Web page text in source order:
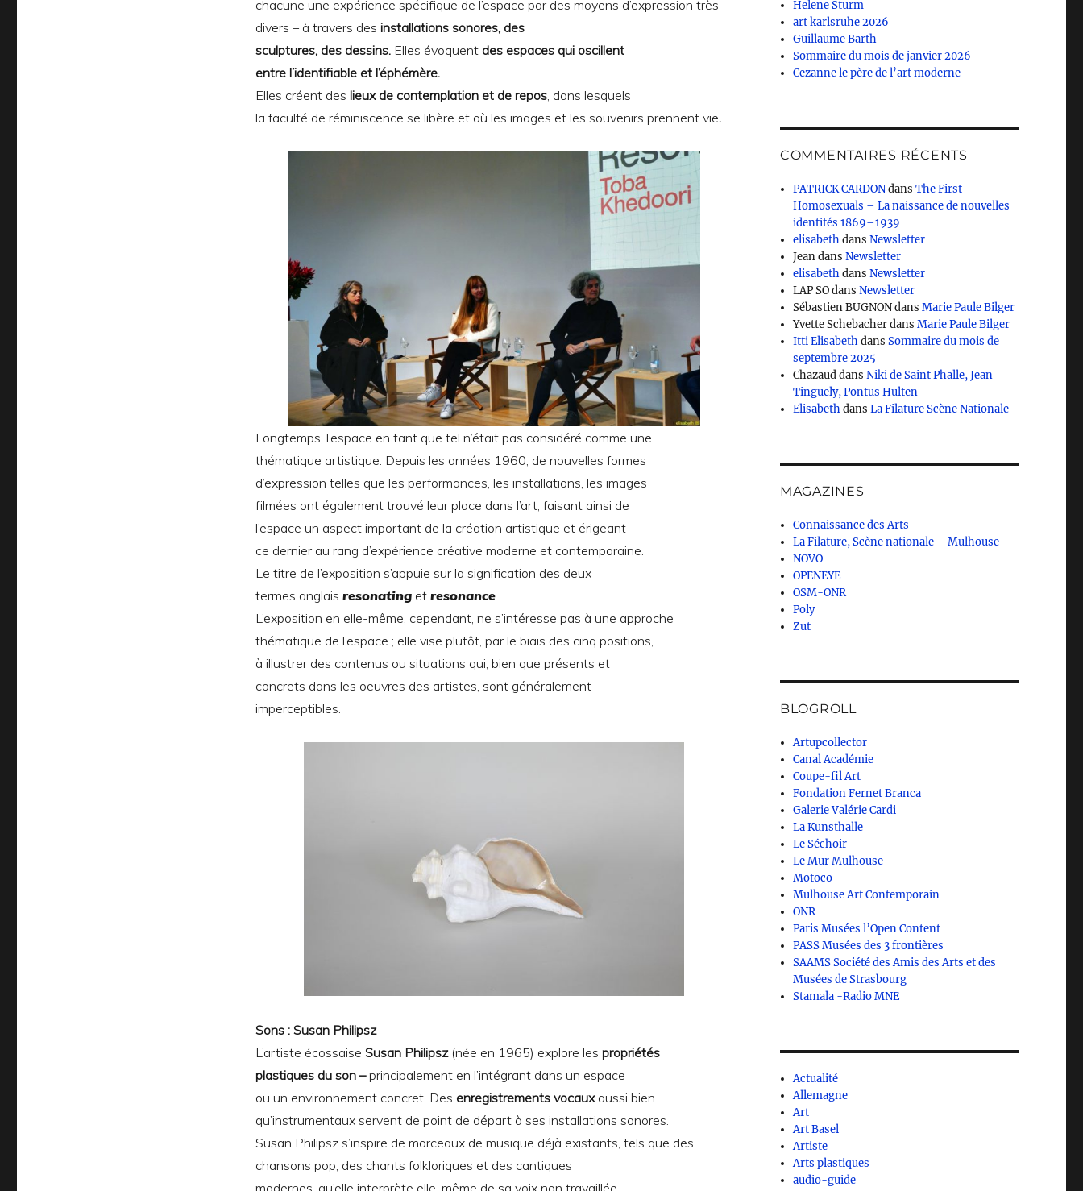
chacune une expérience spécifique de l’espace par des moyens d’expression très
divers – à travers des installations sonores, des
sculptures, des dessins.Elles évoquent des espaces qui oscillent
entre l’identifiable et l’éphémère.
Elles créent des lieux de contemplation et de repos, dans lesquels
la faculté de réminiscence se libère et où les images et les souvenirs prennent vie.
Longtemps, l’espace en tant que tel n’était pas considéré comme une
thématique artistique. Depuis les années 1960, de nouvelles formes
d’expression telles que les performances, les installations, les images
filmées ont également trouvé leur place dans l’art, faisant ainsi de
l’espace un aspect important de la création artistique et érigeant
ce dernier au rang d’expérience créative moderne et contemporaine.
Le titre de l’exposition s’appuie sur la signification des deux
termes anglais resonatinget resonance.
L’exposition en elle-même, cependant, ne s’intéresse pas à une approche
thématique de l’espace ; elle vise plutôt, par le biais des cinq positions,
à illustrer des contenus ou situations qui, bien que présents et
concrets dans les oeuvres des artistes, sont généralement
imperceptibles.
Sons : Susan Philipsz
L’artiste écossaise Susan Philipsz(née en 1965) explore les propriétés
plastiques du son –principalement en l’intégrant dans un espace
ou un environnement concret. Des enregistrements vocauxaussi bien
qu’instrumentaux servent de point de départ à ses installations sonores.
Susan Philipsz s’inspire de morceaux de musique déjà existants, tels que des
chansons pop, des chants folkloriques et des cantiques
modernes, qu’elle interprète elle-même de sa voix non travaillée
Helene Sturm
art karlsruhe 2026
Guillaume Barth
Sommaire du mois de janvier 2026
Cezanne le père de l’art moderne
COMMENTAIRES RÉCENTS
PATRICK CARDONdansThe First
Homosexuals – La naissance de nouvelles
identités 1869–1939
elisabethdansNewsletter
JeandansNewsletter
elisabethdansNewsletter
LAP SOdansNewsletter
Sébastien BUGNONdansMarie Paule Bilger
Yvette SchebacherdansMarie Paule Bilger
Itti ElisabethdansSommaire du mois de
septembre 2025
ChazauddansNiki de Saint Phalle, Jean
Tinguely, Pontus Hulten
ElisabethdansLa Filature Scène Nationale
MAGAZINES
Connaissance des Arts
La Filature, Scène nationale – Mulhouse
NOVO
OPENEYE
OSM-ONR
Poly
Zut
BLOGROLL
Artupcollector
Canal Académie
Coupe-fil Art
Fondation Fernet Branca
Galerie Valérie Cardi
La Kunsthalle
Le Séchoir
Le Mur Mulhouse
Motoco
Mulhouse Art Contemporain
ONR
Paris Musées l’Open Content
PASS Musées des 3 frontières
SAAMS Société des Amis des Arts et des
Musées de Strasbourg
Stamala -Radio MNE
Actualité
Allemagne
Art
Art Basel
Artiste
Arts plastiques
audio-guide